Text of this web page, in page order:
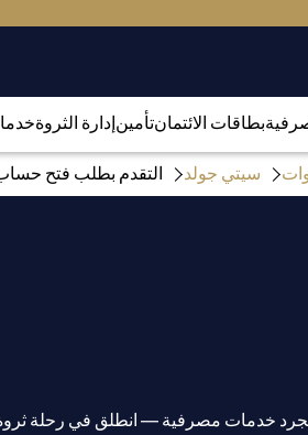
بطاقات الائتمانتأمينإدارة الثروة
سيتي جولد التقدم بطلب فتح حساب
خدمات مصرفية — انطلق في رحلة